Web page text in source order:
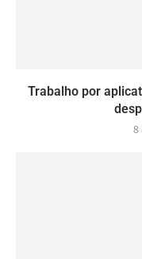
Trabalho por
8